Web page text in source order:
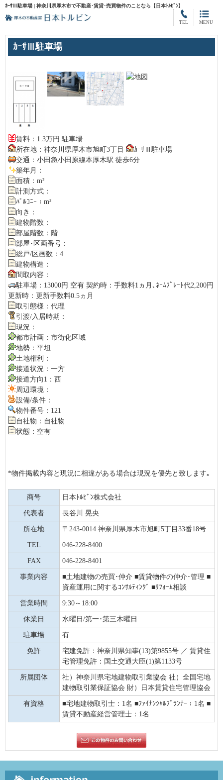
ｶｰｻⅢ駐車場 | 神奈川県厚木市で不動産･賃貸･売買物件のことなら【日本ﾄﾙﾋﾞﾝ】
MENU
TEL
ｶｰｻⅢ駐車場
賃料：1.3万円 駐車場
所在地：神奈川県厚木市旭町3丁目
ｶｰｻⅢ駐車場
交通：小田急小田原線本厚木駅 徒歩6分
築年月：
面積：m²
計測方式：
ﾊﾞﾙｺﾆｰ：m²
向き：
建物階数：
部屋階数：階
部屋･区画番号：
総戸/区画数：4
建物構造：
間取内容：
駐車場：13000円 空有 契約時：手数料1ヵ月､ﾈｰﾑﾌﾟﾚｰﾄ代2,200円
更新時：更新手数料0.5ヵ月
取引態様：代理
引渡/入居時期：
現況：
都市計画：市街化区域
地勢：平坦
土地権利：
接道状況：一方
接道方向1：西
周辺環境：
設備/条件：
物件番号：121
自社物：自社物
状態：空有
*物件掲載内容と現況に相違がある場合は現況を優先と致します｡
商号 日本ﾄﾙﾋﾞﾝ株式会社
代表者 長谷川 晃央
所在地 〒243-0014 神奈川県厚木市旭町5丁目33番18号
TEL 046-228-8400
FAX 046-228-8401
事業内容
■土地建物の売買･仲介 ■賃貸物件の仲介･管理 ■
資産運用に関するｺﾝｻﾙﾃｨﾝｸﾞ ■ﾘﾌｫｰﾑ相談
営業時間 9:30～18:00
休業日 水曜日/第一･第三木曜日
駐車場 有
免許
宅建免許：神奈川県知事(13)第9855号 ／ 賃貸住
宅管理免許：国土交通大臣(1)第1133号
所属団体
社）神奈川県宅地建物取引業協会 社）全国宅地
建物取引業保証協会 財）日本賃貸住宅管理協会
有資格
■宅地建物取引士：1名 ■ﾌｧｲﾅﾝｼｬﾙﾌﾟﾗﾝﾅｰ：1名 ■
賃貸不動産経営管理士：1名